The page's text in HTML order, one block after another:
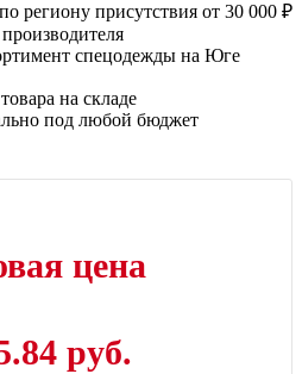
региону присутствия от 30 000 ₽
спецодежды на Юге
на складе
под любой бюджет
цена
руб.